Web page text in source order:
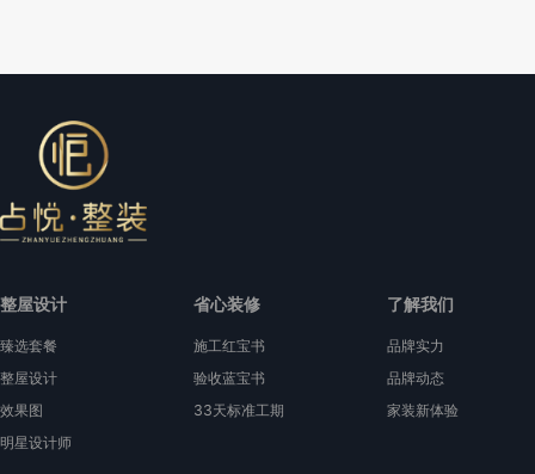
整屋设计
臻选套餐
整屋设计
效果图
明星设计师
省心装修
施工红宝书
验收蓝宝书
33天标准工期
了解我们
品牌实力
品牌动态
家装新体验